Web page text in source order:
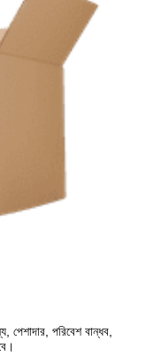
পরিবেশ বান্ধব,